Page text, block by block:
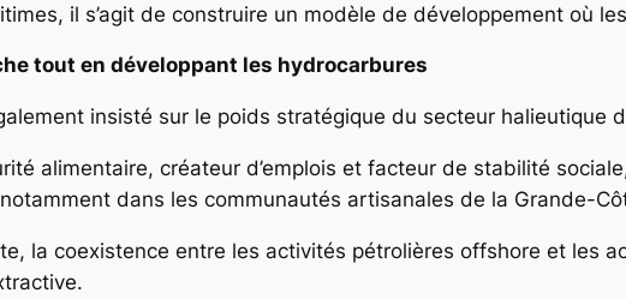
il s’agit de construire un modèle de développement où
tout en développant les hydrocarbures
insisté sur le poids stratégique du secteur halieutique
alimentaire, créateur d’emplois et facteur de stabilité
dans les communautés artisanales de la Grande-
la coexistence entre les activités pétrolières offshore et les